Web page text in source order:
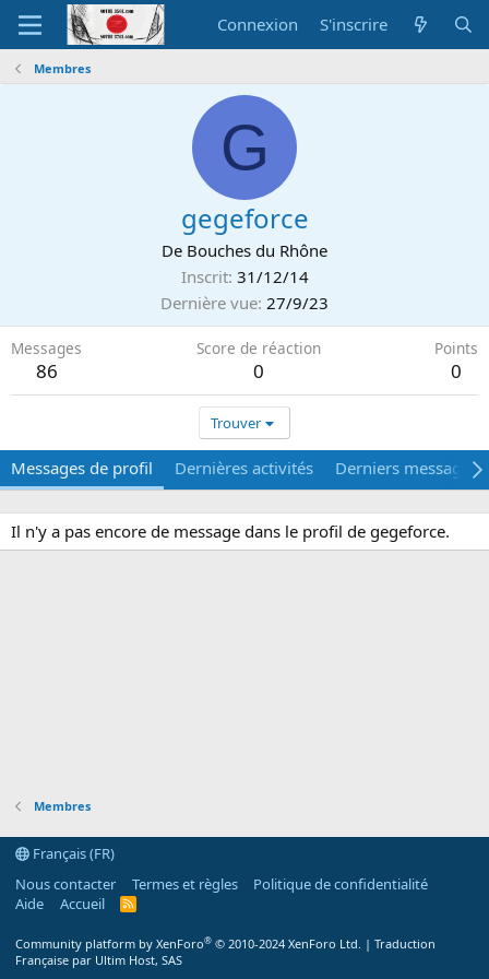
Connexion S'inscrire
Membres
G
gegeforce
De Bouches du Rhône
Inscrit 31/12/14
Dernière vue 27/9/23
Messages
86
Score de réaction
0
Points
0
Trouver
Messages de profil Dernières activités Derniers messages
Il n'y a pas encore de message dans le profil de gegeforce.
Membres
Français (FR)
Nous contacter
Termes et règles
Politique de confidentialité
Aide
Accueil
R
Community platform by XenForo® © 2010-2024 XenForo Ltd. | Traduction
Française par Ultim Host, SAS